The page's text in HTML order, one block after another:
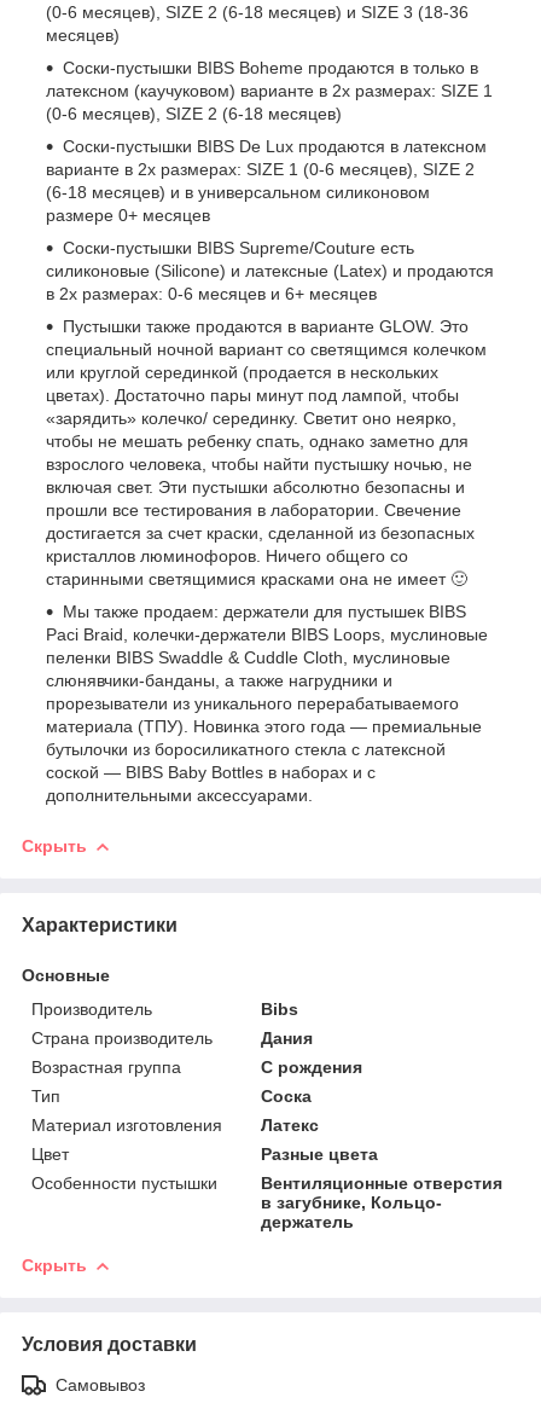
(0-6 месяцев), SIZE 2 (6-18 месяцев) и SIZE 3 (18-36
месяцев)
Соски-пустышки BIBS Boheme продаются в только в
латексном (каучуковом) варианте в 2х размерах: SIZE 1
(0-6 месяцев), SIZE 2 (6-18 месяцев)
Соски-пустышки BIBS De Lux продаются в латексном
варианте в 2х размерах: SIZE 1 (0-6 месяцев), SIZE 2
(6-18 месяцев) и в универсальном силиконовом
размере 0+ месяцев
Соски-пустышки BIBS Supreme/Couture есть
силиконовые (Silicone) и латексные (Latex) и продаются
в 2х размерах: 0-6 месяцев и 6+ месяцев
Пустышки также продаются в варианте GLOW. Это
специальный ночной вариант со светящимся колечком
или круглой серединкой (продается в нескольких
цветах). Достаточно пары минут под лампой, чтобы
«зарядить» колечко/ серединку. Светит оно неярко,
чтобы не мешать ребенку спать, однако заметно для
взрослого человека, чтобы найти пустышку ночью, не
включая свет. Эти пустышки абсолютно безопасны и
прошли все тестирования в лаборатории. Свечение
достигается за счет краски, сделанной из безопасных
кристаллов люминофоров. Ничего общего со
старинными светящимися красками она не имеет 🙂
Мы также продаем: держатели для пустышек BIBS
Paci Braid, колечки-держатели BIBS Loops, муслиновые
пеленки BIBS Swaddle & Cuddle Cloth, муслиновые
слюнявчики-банданы, а также нагрудники и
прорезыватели из уникального перерабатываемого
материала (ТПУ). Новинка этого года — премиальные
бутылочки из боросиликатного стекла с латексной
соской — BIBS Baby Bottles в наборах и с
дополнительными аксессуарами.
Скрыть
Характеристики
Основные
Производитель
Bibs
Страна производитель
Дания
Возрастная группа
С рождения
Тип
Соска
Материал изготовления
Латекс
Цвет
Разные цвета
Особенности пустышки
Вентиляционные отверстия
в загубнике, Кольцо-
держатель
Скрыть
Условия доставки
Самовывоз